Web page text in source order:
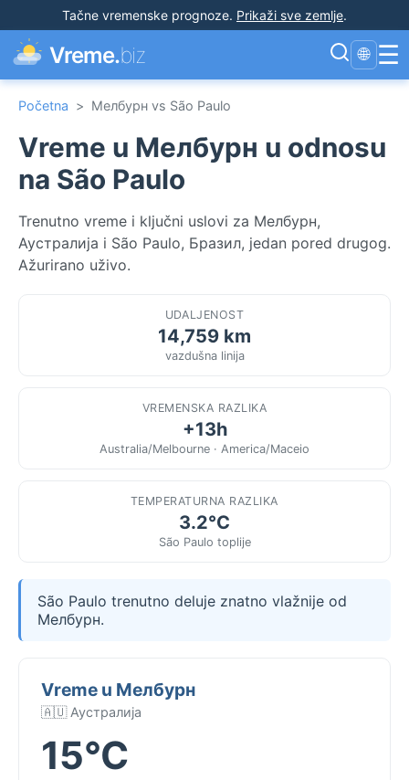
Tačne vremenske prognoze. Prikaži sve zemlje.
Vreme.biz 🌐 ☰
Početna > Мелбурн vs São Paulo
Vreme u Мелбурн u odnosu
na São Paulo
Trenutno vreme i ključni uslovi za Мелбурн,
Аустралија i São Paulo, Бразил, jedan pored drugog.
Ažurirano uživo.
UDALJENOST
14,759 km
vazdušna linija
VREMENSKA RAZLIKA
+13h
Australia/Melbourne · America/Maceio
TEMPERATURNA RAZLIKA
3.2°C
São Paulo toplije
São Paulo trenutno deluje znatno vlažnije od
Мелбурн.
Vreme u Мелбурн
🇦🇺 Аустралија
15°C